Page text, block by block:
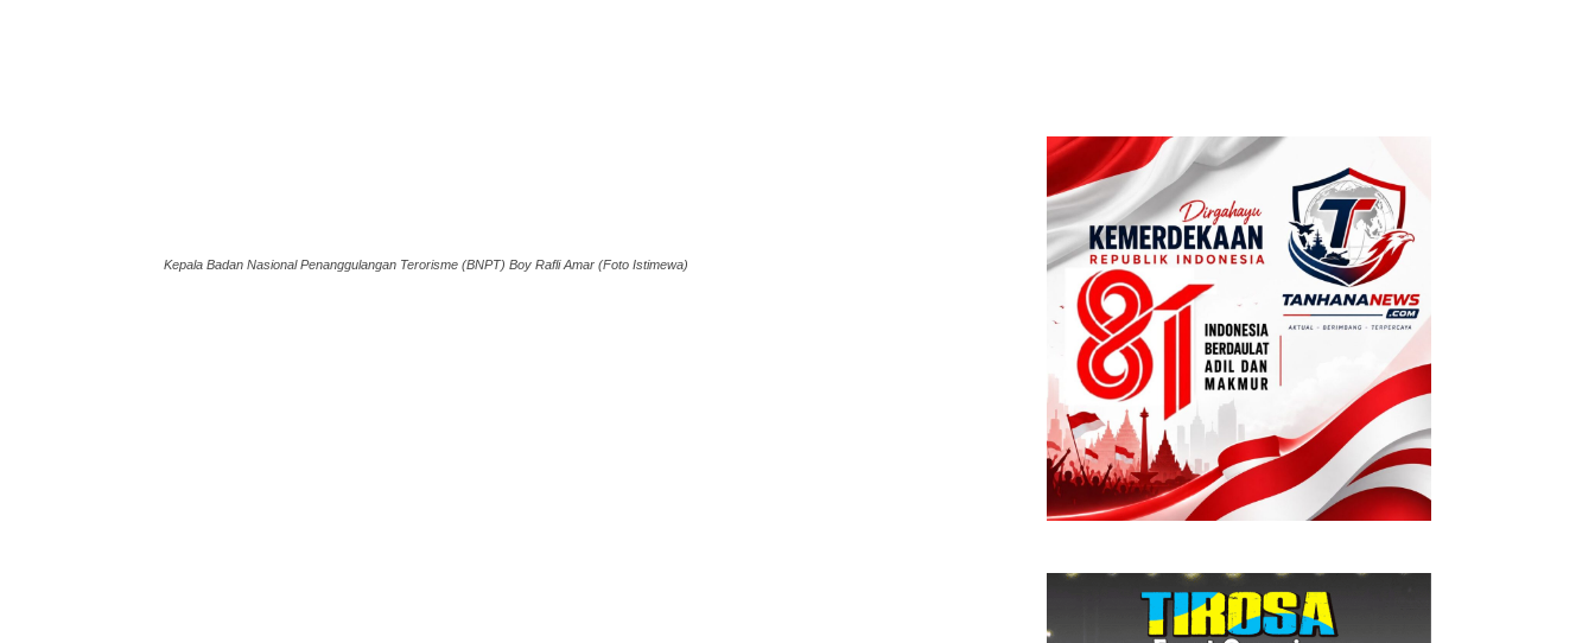
Kepala Badan Nasional Penanggulangan Terorisme (BNPT) Boy Rafli Amar (Foto Istimewa)